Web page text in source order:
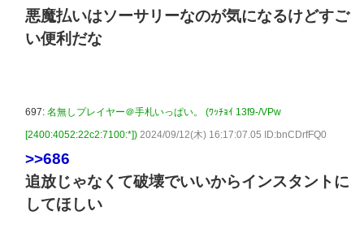
悪魔払いはソーサリーなのが気になるけどすご
い便利だな
697: 名無しプレイヤー＠手札いっぱい。 (ﾜｯﾁｮｲ 13f9-/VPw
[2400:4052:22c2:7100:*]) 2024/09/12(木) 16:17:07.05 ID:bnCDrfFQ0
>>686
追放じゃなくて破壊でいいからインスタントに
してほしい